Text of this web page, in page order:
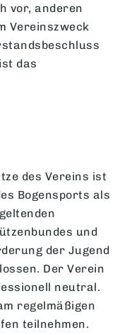
vor, anderen
Vereinszweck
das
des Vereins ist
Bogensports als
und
der Jugend
Der Verein
neutral.
regelmäßigen
teilnehmen.